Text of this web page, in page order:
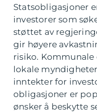
Statsobligasjoner
investorer som
støttet av
gir høyere
risiko.
lokale
inntekter for
obligasjoner er
ønsker å beskytte